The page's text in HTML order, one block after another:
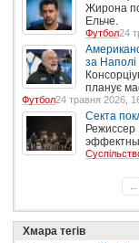
Жирона
Ельче.
Футбол24
за Наполі
планує
Футбол24 травня 2026,
Секта
Хмара тегів